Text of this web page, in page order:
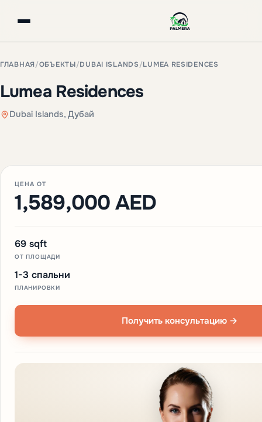
ГЛАВНАЯ/ОБЪЕКТЫ/DUBAI ISLANDS /LUMEA RESIDENCES
Lumea Residences
Dubai Islands, Дубай
ЦЕНА ОТ
1,589,000 AED
69 sqft
ОТ ПЛОЩАДИ
1-3 спальни
ПЛАНИРОВКИ
Получить консультацию →